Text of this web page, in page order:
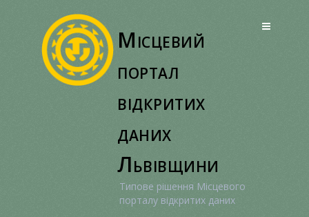
Місцевий
портал
відкритих
даних
Львівщини
Типове рішення Місцевого
порталу відкритих даних